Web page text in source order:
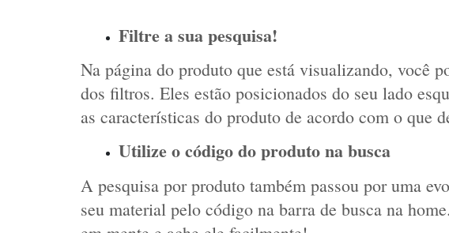
Filtre a sua pesquisa!
Na página do produto que está visualizando, você
dos filtros. Eles estão posicionados do seu lado
as características do produto de acordo com o que
Utilize o código do produto na busca
A pesquisa por produto também passou por uma
seu material pelo código na barra de busca na